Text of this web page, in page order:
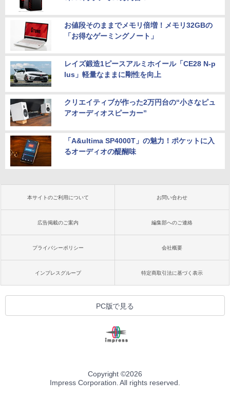
お値段そのままでメモリ倍増！メモリ32GBの
「お得なゲーミングノート」
レイズ鍛造1ピースアルミホイール「CE28 N-p
lus」軽量なままに剛性を向上
クリエイティブが作った2万円台の“小さなピュ
アオーディオスピーカー”
「A&ultima SP4000T」の魅力！ポケットに入
るオーディオの醍醐味
本サイトのご利用について お問い合わせ
広告掲載のご案内 編集部へのご連絡
プライバシーポリシー 会社概要
インプレスグループ 特定商取引法に基づく表示
PC版で見る
Copyright ©2026
Impress Corporation. All rights reserved.